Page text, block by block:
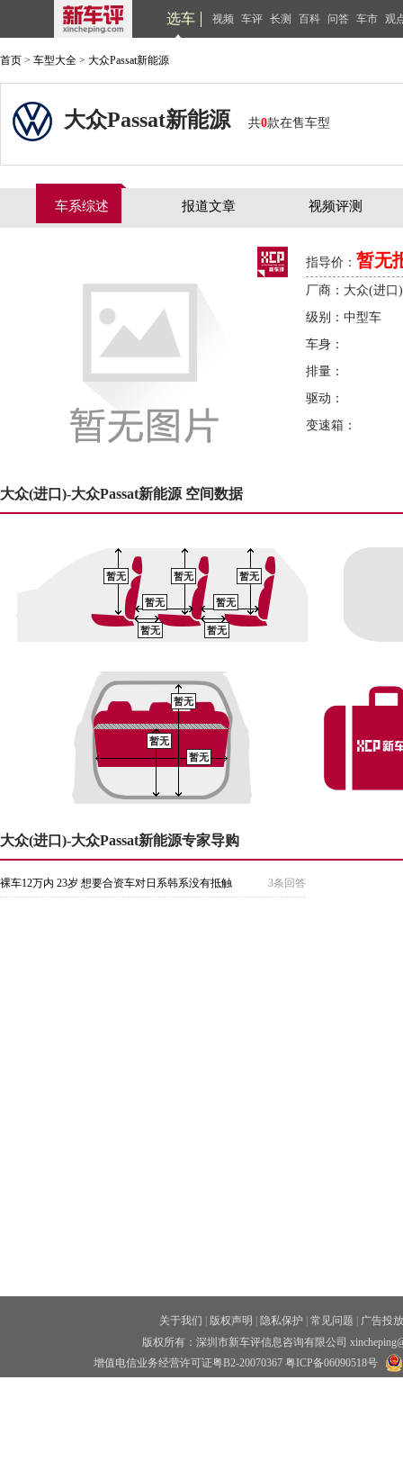
选车 视频 车评 长测 百科 问答 车市 观
首页 > 车型大全 > 大众Passat新能源
大众Passat新能源 共0款在售车型
车系综述 报道文章 视频评测
指导价： 暂无
厂商：大众(进口)
级别：中型车
车身：
排量：
驱动：
变速箱：
大众(进口)-大众Passat新能源 空间数据
暂无 暂无 暂无
暂无
暂无 暂无
暂无
暂无
暂无
暂无
大众(进口)-大众Passat新能源专家导购
3条回答
裸车12万内 23岁 想要合资车对日系韩系没有抵触
关于我们 版权声明 隐私保护 常见问题
广告投放
版权所有：深圳市新车评信息咨询有限公司
增值电信业务经营许可证粤B2-20070367 粤ICP备06090518号